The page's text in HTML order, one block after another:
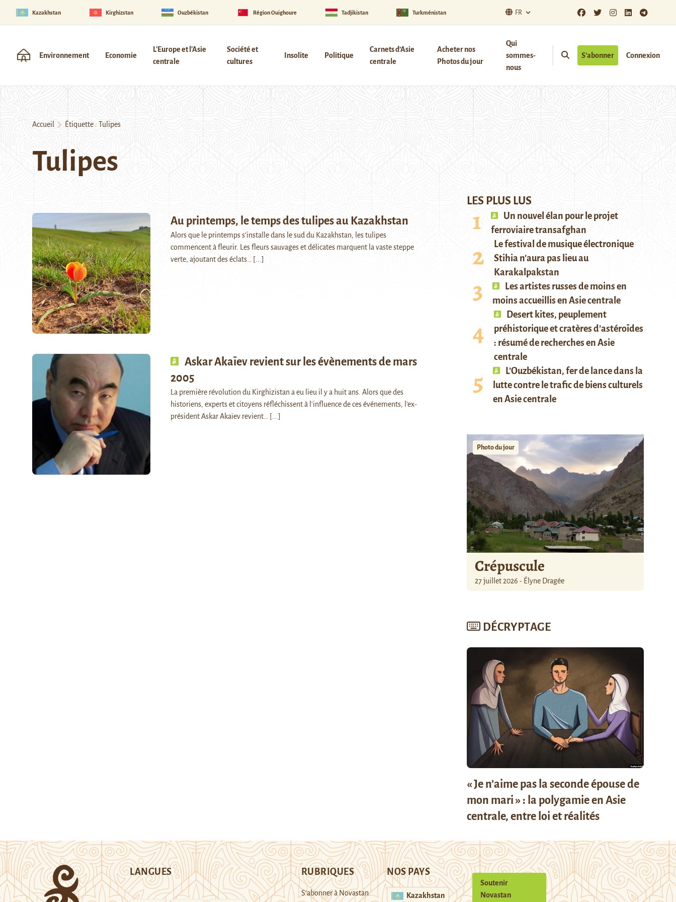
Kazakhstan Kirghizstan Ouzbékistan Région Ouïghoure Tadjikistan Turkménistan FR
Environnement Economie
L'Europe et l'Asie
centrale
Société et
cultures
Insolite Politique
Carnets d’Asie
centrale
Acheter nos
Photos du jour
Qui
sommes-
nous
S’abonner Connexion
Accueil Étiquette : Tulipes
Tulipes
Au printemps, le temps des tulipes au Kazakhstan
Alors que le printemps s’installe dans le sud du Kazakhstan, les tulipes
commencent à fleurir. Les fleurs sauvages et délicates marquent la vaste steppe
verte, ajoutant des éclats…
[...]
Askar Akaïev revient sur les évènements de mars
2005
La première révolution du Kirghizistan a eu lieu il y a huit ans. Alors que des
historiens, experts et citoyens réfléchissent à l'influence de ces événements, l'ex-
président Askar Akaïev revient…
[...]
LES PLUS LUS
Un nouvel élan pour le projet
ferroviaire transafghan
Le festival de musique électronique
Stihia n’aura pas lieu au
Karakalpakstan
Les artistes russes de moins en
moins accueillis en Asie centrale
Desert kites, peuplement
préhistorique et cratères d’astéroïdes
: résumé de recherches en Asie
centrale
L’Ouzbékistan, fer de lance dans la
lutte contre le trafic de biens culturels
en Asie centrale
Photo du jour
Crépuscule
27 juillet 2026 - Élyne Dragée
DÉCRYPTAGE
« Je n’aime pas la seconde épouse de
mon mari » : la polygamie en Asie
centrale, entre loi et réalités
LANGUES RUBRIQUES
S’abonner à Novastan
NOS PAYS
Kazakhstan
Soutenir
Novastan